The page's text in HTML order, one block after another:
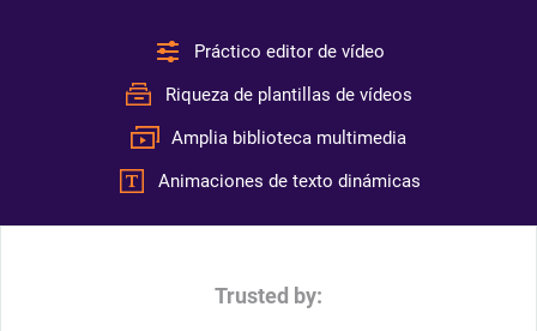
Práctico editor de vídeo
Riqueza de plantillas de vídeos
Amplia biblioteca multimedia
Animaciones de texto dinámicas
Trusted by: